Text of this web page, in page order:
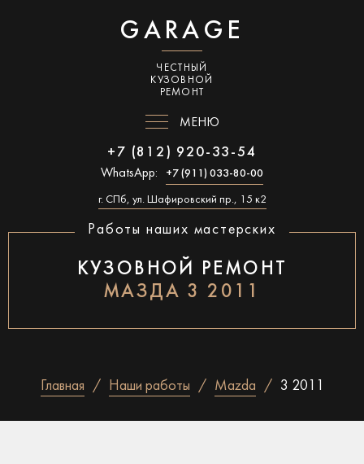
GARAGE
ЧЕСТНЫЙ
КУЗОВНОЙ
РЕМОНТ
МЕНЮ
+7 (812) 920-33-54
WhatsApp: +7 (911) 033-80-00
г. СПб, ул. Шафировский пр., 15 к2
Работы наших мастерских
КУЗОВНОЙ РЕМОНТ
МАЗДА 3 2011
Главная Наши работы Mazda 3 2011